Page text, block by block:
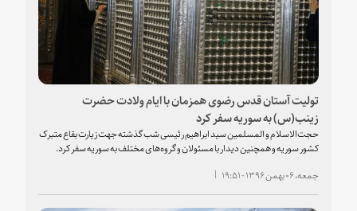
تولیت آستان قدس رضوی همزمان با ایام ولادت حضرت
زینب(س) به سوریه سفر کرد
حجت‌الاسلام و المسلمین سید ابراهیم رئیسی شب گذشته جهت زیارت بقاع متبرک
کشور سوریه و همچنین دیدار با مسئولان و گروه‌های مختلف به سوریه سفر کرد.
جمعه، ۰۶ بهمن ۱۳۹۶ - ۱۹:۵۱